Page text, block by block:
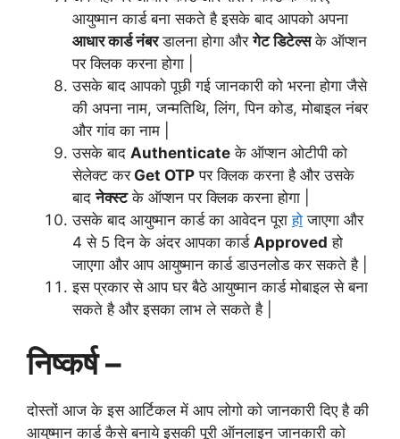
आयुष्मान कार्ड बना सकते है इसके बाद आपको अपना
आधार कार्ड नंबरडालना होगा औरगेट डिटेल्सके ऑप्शन
पर क्लिक करना होगा |
उसके बाद आपको पूछी गई जानकारी को भरना होगा जैसे
की अपना नाम, जन्मतिथि, लिंग, पिन कोड, मोबाइल नंबर
और गांव का नाम |
उसके बाद Authenticate के ऑप्शन ओटीपी को
सेलेक्ट करGet OTP पर क्लिक करना है और उसके
बादनेक्स्टके ऑप्शन पर क्लिक करना होगा |
उसके बाद आयुष्मान कार्ड का आवेदन पूराहो जाएगा और
4 से 5 दिन के अंदर आपका कार्ड Approved हो
जाएगा और आप आयुष्मान कार्ड डाउनलोड कर सकते है |
इस प्रकार से आप घर बैठे आयुष्मान कार्ड मोबाइल से बना
सकते है और इसका लाभ ले सकते है |
निष्कर्ष –
दोस्तों आज के इस आर्टिकल में आप लोगो को जानकारी दिए है की
आयुष्मान कार्ड कैसे बनाये इसकी पूरी ऑनलाइन जानकारी को